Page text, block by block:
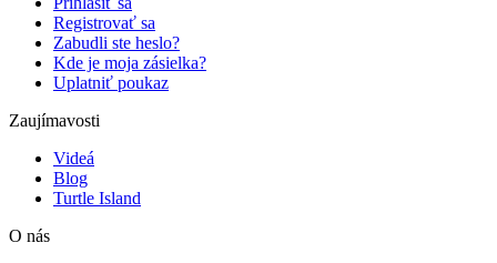
Registrovať sa
Zabudli ste heslo?
Kde je moja zásielka?
Uplatniť poukaz
Zaujímavosti
Videá
Blog
Turtle Island
O nás